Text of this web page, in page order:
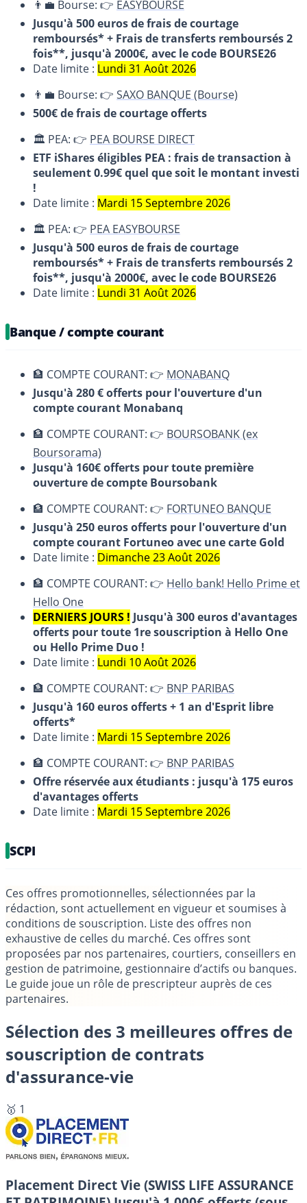
👨‍💼 Bourse: 👉 EASYBOURSE
Jusqu'à 500 euros de frais de courtage
remboursés* + Frais de transferts remboursés 2
fois**, jusqu'à 2000€, avec le code BOURSE26
Date limite : Lundi 31 Août 2026
👨‍💼 Bourse: 👉 SAXO BANQUE (Bourse)
500€ de frais de courtage offerts
🏛️ PEA: 👉 PEA BOURSE DIRECT
ETF iShares éligibles PEA : frais de transaction à
seulement 0.99€ quel que soit le montant investi
!
Date limite : Mardi 15 Septembre 2026
🏛️ PEA: 👉 PEA EASYBOURSE
Jusqu'à 500 euros de frais de courtage
remboursés* + Frais de transferts remboursés 2
fois**, jusqu'à 2000€, avec le code BOURSE26
Date limite : Lundi 31 Août 2026
Banque / compte courant
🏦 COMPTE COURANT: 👉 MONABANQ
Jusqu'à 280 € offerts pour l'ouverture d'un
compte courant Monabanq
🏦 COMPTE COURANT: 👉 BOURSOBANK (ex
Boursorama)
Jusqu'à 160€ offerts pour toute première
ouverture de compte Boursobank
🏦 COMPTE COURANT: 👉 FORTUNEO BANQUE
Jusqu'à 250 euros offerts pour l'ouverture d'un
compte courant Fortuneo avec une carte Gold
Date limite : Dimanche 23 Août 2026
🏦 COMPTE COURANT: 👉 Hello bank! Hello Prime et
Hello One
DERNIERS JOURS ! Jusqu'à 300 euros d'avantages
offerts pour toute 1re souscription à Hello One
ou Hello Prime Duo !
Date limite : Lundi 10 Août 2026
🏦 COMPTE COURANT: 👉 BNP PARIBAS
Jusqu'à 160 euros offerts + 1 an d'Esprit libre
offerts*
Date limite : Mardi 15 Septembre 2026
🏦 COMPTE COURANT: 👉 BNP PARIBAS
Offre réservée aux étudiants : jusqu'à 175 euros
d'avantages offerts
Date limite : Mardi 15 Septembre 2026
SCPI
Ces offres promotionnelles, sélectionnées par la
rédaction, sont actuellement en vigueur et soumises à
conditions de souscription. Liste des offres non
exhaustive de celles du marché. Ces offres sont
proposées par nos partenaires, courtiers, conseillers en
gestion de patrimoine, gestionnaire d’actifs ou banques.
Le guide joue un rôle de prescripteur auprès de ces
partenaires.
Sélection des 3 meilleures offres de
souscription de contrats
d'assurance-vie
🥇 1
Placement Direct Vie (SWISS LIFE ASSURANCE